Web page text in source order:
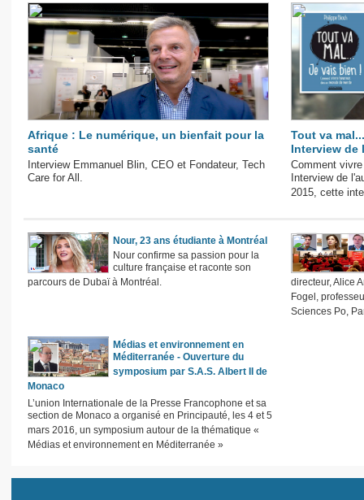
Afrique : Le numérique, un bienfait pour la
santé
Interview Emmanuel Blin, CEO et Fondateur, Tech
Care for All.
Tout va
Interview de
Comment
Interview de
2015, cette
Nour, 23 ans étudiante à Montréal
Nour confirme sa passion pour la
culture française et raconte son
parcours de Dubaï à Montréal.
directeur, Alice
Fogel,
Sciences Po,
Médias et environnement en
Méditerranée - Ouverture du
symposium par S.A.S. Albert II de
Monaco
L’union Internationale de la Presse Francophone et sa
section de Monaco a organisé en Principauté, les 4 et 5
mars 2016, un symposium autour de la thématique «
Médias et environnement en Méditerranée »